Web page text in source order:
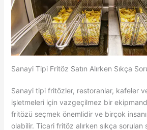
Sanayi Tipi Fritöz Satın Alırken Sıkça
Sanayi tipi fritözler, restoranlar, kafeler
işletmeleri için vazgeçilmez bir
fritözü seçmek önemlidir ve birçok
olabilir. Ticari fritöz alırken sıkça sorulan